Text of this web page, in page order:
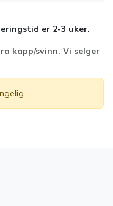
er 2-3 uker.
kapp/svinn. Vi selger